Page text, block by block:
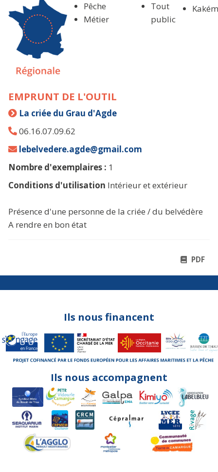
Pêche
Métier
Tout
public
EMPRUNT DE L'OUTIL
La criée du Grau d'Agde
06.16.07.09.62
lebelvedere.agde@gmail.com
Nombre d'exemplaires : 1
Conditions d'utilisation Intérieur et extérieur
Présence d'une personne de la criée / du belvédère
A rendre en bon état
PDF
Ils nous financent
Ils nous accompagnent